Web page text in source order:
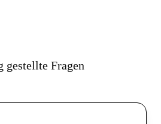
gestellte Fragen